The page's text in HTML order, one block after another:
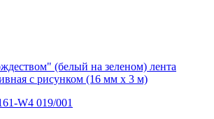
W4 019/001